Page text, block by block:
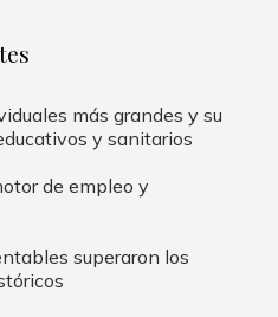
más grandes y su
y sanitarios
de empleo y
superaron los